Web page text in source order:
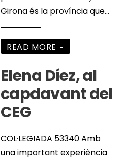
Girona és la província que...
READ MORE →
Elena Díez, al
capdavant del
CEG
COL·LEGIADA 53340 Amb
una important experiència